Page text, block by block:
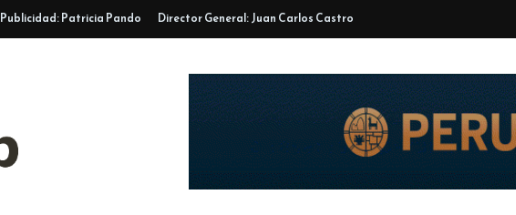
Publicidad: Patricia Pando Director General: Juan Carlos Castro